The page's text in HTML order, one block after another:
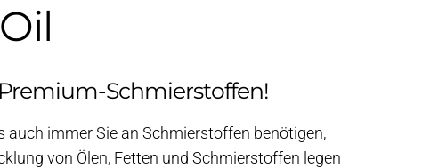
Schmierstoffen!
auch immer Sie an Schmierstoffen benötigen,
von Ölen, Fetten und Schmierstoffen legen